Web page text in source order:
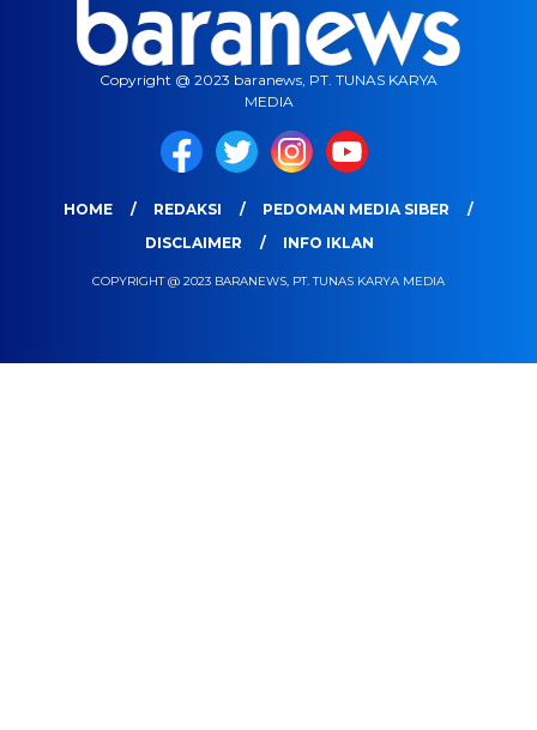
Copyright @ 2023 baranews, PT. TUNAS KARYA
MEDIA
HOME REDAKSI
PEDOMAN MEDIA SIBER
DISCLAIMER
INFO IKLAN
COPYRIGHT @ 2023 BARANEWS, PT. TUNAS KARYA MEDIA